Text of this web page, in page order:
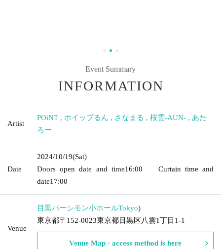
Event Summary
INFORMATION
Artist
POiNT , ホイップるん , さなまる , 桜雲-AUN- , あた
ろー
Date
2024/10/19(Sat)
Doors open date and time16:00 Curtain time and
date17:00
Venue
目黒パーシモン小ホールTokyo)
東京都〒152-0023東京都目黒区八雲1丁目1-1
Venue Map · access method is here